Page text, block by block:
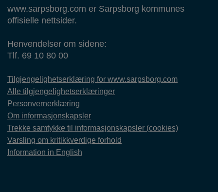
www.sarpsborg.com er Sarpsborg kommunes
offisielle nettsider.
Henvendelser om sidene:
Tlf. 69 10 80 00
Tilgjengelighetserklæring for www.sarpsborg.com
Alle tilgjengelighetserklæringer
Personvernerklæring
Om informasjonskapsler
Trekke samtykke til informasjonskapsler (cookies)
Varsling om kritikkverdige forhold
Information in English